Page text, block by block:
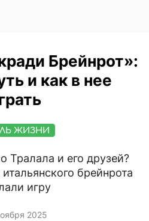
Брейнрот»:
и как в нее
ЖИЗНИ
Тралала и его друзей?
брейнрота
игру
2025